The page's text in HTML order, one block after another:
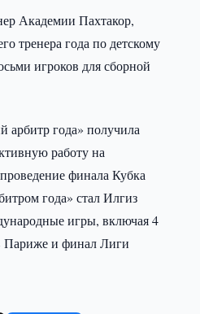
Академии Пахтакор,
тренера года по детскому
игроков для сборной
года» получила
работу на
финала Кубка
года» стал Илгиз
игры, включая 4
Париже и финал Лиги